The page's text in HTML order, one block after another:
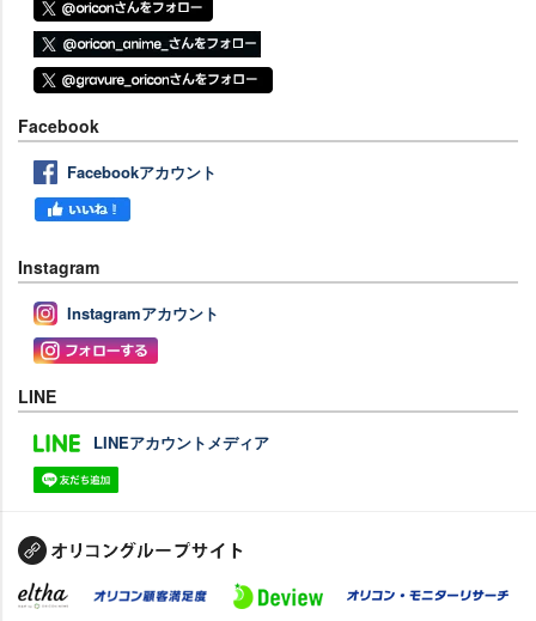
Facebook
Facebookアカウント
Instagram
Instagramアカウント
LINE
LINEアカウントメディア